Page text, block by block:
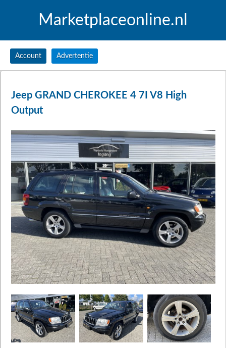
Marketplaceonline.nl
Account Advertentie
Jeep GRAND CHEROKEE 4 7I V8 High
Output